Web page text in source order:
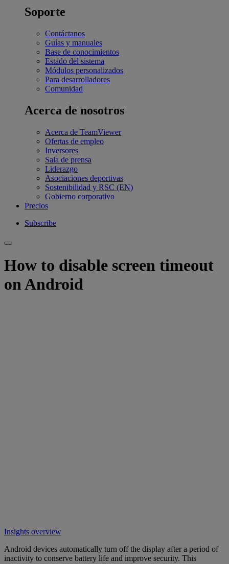
Soporte
Contáctanos
Guías y manuales
Base de conocimientos
Estado del sistema
Módulos personalizados
Para desarrolladores
Comunidad
Acerca de nosotros
Acerca de TeamViewer
Ofertas de empleo
Inversores
Sala de prensa
Liderazgo
Asociaciones deportivas
Sostenibilidad y RSC (EN)
Gobierno corporativo
Precios
Subscribe
How to disable screen timeout
on Android
Insights overview
Android devices automatically turn off the display after a period of
inactivity to conserve battery life and improve security. This